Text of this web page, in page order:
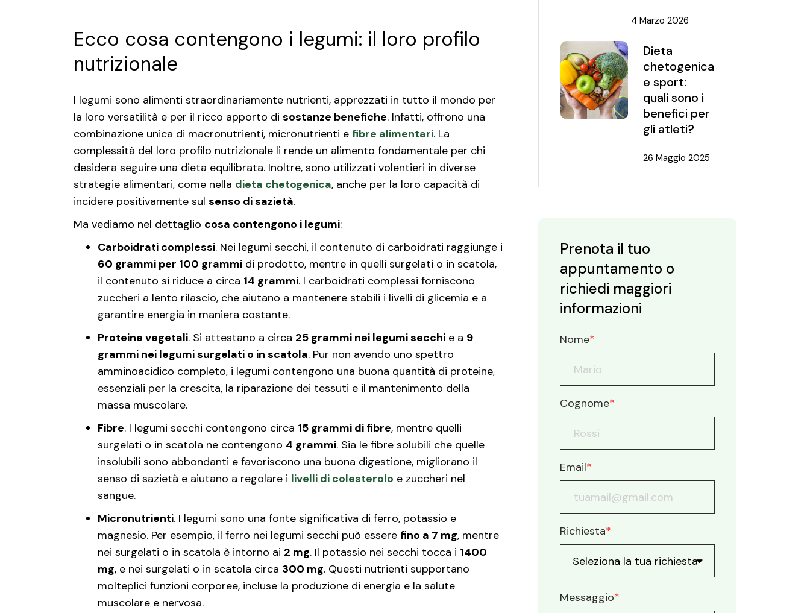
Ecco cosa contengono i legumi: il loro profilo
nutrizionale
I legumi sono alimenti straordinariamente nutrienti, apprezzati in tutto il mondo per
la loro versatilità e per il ricco apporto di sostanze benefiche. Infatti, offrono una
combinazione unica di macronutrienti, micronutrienti e fibre alimentari. La
complessità del loro profilo nutrizionale li rende un alimento fondamentale per chi
desidera seguire una dieta equilibrata. Inoltre, sono utilizzati volentieri in diverse
strategie alimentari, come nella dieta chetogenica, anche per la loro capacità di
incidere positivamente sul senso di sazietà.
Ma vediamo nel dettaglio cosa contengono i legumi:
Carboidrati complessi. Nei legumi secchi, il contenuto di carboidrati raggiunge i
60 grammi per 100 grammi di prodotto, mentre in quelli surgelati o in scatola,
il contenuto si riduce a circa 14 grammi. I carboidrati complessi forniscono
zuccheri a lento rilascio, che aiutano a mantenere stabili i livelli di glicemia e a
garantire energia in maniera costante.
Proteine vegetali. Si attestano a circa 25 grammi nei legumi secchi e a 9
grammi nei legumi surgelati o in scatola. Pur non avendo uno spettro
amminoacidico completo, i legumi contengono una buona quantità di proteine,
essenziali per la crescita, la riparazione dei tessuti e il mantenimento della
massa muscolare.
Fibre. I legumi secchi contengono circa 15 grammi di fibre, mentre quelli
surgelati o in scatola ne contengono 4 grammi. Sia le fibre solubili che quelle
insolubili sono abbondanti e favoriscono una buona digestione, migliorano il
senso di sazietà e aiutano a regolare i livelli di colesterolo e zuccheri nel
sangue.
Micronutrienti. I legumi sono una fonte significativa di ferro, potassio e
magnesio. Per esempio, il ferro nei legumi secchi può essere fino a 7 mg, mentre
nei surgelati o in scatola è intorno ai 2 mg. Il potassio nei secchi tocca i 1400
mg, e nei surgelati o in scatola circa 300 mg. Questi nutrienti supportano
molteplici funzioni corporee, incluse la produzione di energia e la salute
muscolare e nervosa.
4 Marzo 2026
Dieta
chetogenica
e sport:
quali sono i
benefici per
gli atleti?
26 Maggio 2025
Prenota il tuo
appuntamento o
richiedi maggiori
informazioni
Nome*
Cognome*
Email*
Richiesta*
Messaggio*